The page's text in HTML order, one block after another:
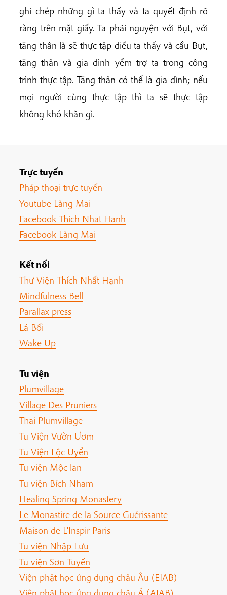
ghi chép những gì ta thấy và ta quyết định rõ
ràng trên mặt giấy. Ta phải nguyện với Bụt, với
tăng thân là sẽ thực tập điều ta thấy và cầu Bụt,
tăng thân và gia đình yểm trợ ta trong công
trình thực tập. Tăng thân có thể là gia đình; nếu
mọi người cùng thực tập thì ta sẽ thực tập
không khó khăn gì.
Trực tuyến
Pháp thoại trực tuyến
Youtube Làng Mai
Facebook Thich Nhat Hanh
Facebook Làng Mai
Kết nối
Thư Viện Thích Nhất Hạnh
Mindfulness Bell
Parallax press
Lá Bối
Wake Up
Tu viện
Plumvillage
Village Des Pruniers
Thai Plumvillage
Tu Viện Vườn Ươm
Tu Viện Lộc Uyển
Tu viện Mộc lan
Tu viện Bích Nham
Healing Spring Monastery
Le Monastire de la Source Guérissante
Maison de L'Inspir Paris
Tu viện Nhập Lưu
Tu viện Sơn Tuyền
Viện phật học ứng dụng châu Âu (EIAB)